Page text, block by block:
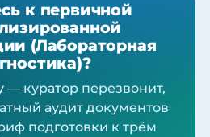
к первичной
(Лабораторная
— куратор перезвонит,
аудит документов
подготовки к трём